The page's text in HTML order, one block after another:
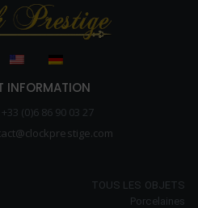
INFORMATION
(0)6 86 90 03 27
TOUS LES OBJETS
Porcelaines